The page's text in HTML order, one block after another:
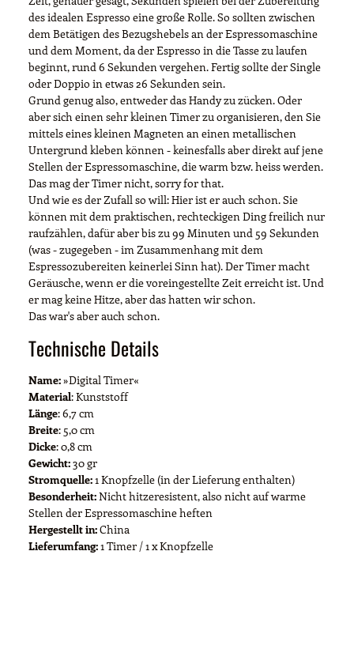
des idealen Espresso eine große Rolle. So sollten zwischen
dem Betätigen des Bezugshebels an der Espressomaschine
und dem Moment, da der Espresso in die Tasse zu laufen
beginnt, rund 6 Sekunden vergehen. Fertig sollte der Single
oder Doppio in etwas 26 Sekunden sein.
Grund genug also, entweder das Handy zu zücken. Oder
aber sich einen sehr kleinen Timer zu organisieren, den Sie
mittels eines kleinen Magneten an einen metallischen
Untergrund kleben können - keinesfalls aber direkt auf jene
Stellen der Espressomaschine, die warm bzw. heiss werden.
Das mag der Timer nicht, sorry for that.
Und wie es der Zufall so will: Hier ist er auch schon. Sie
können mit dem praktischen, rechteckigen Ding freilich nur
raufzählen, dafür aber bis zu 99 Minuten und 59 Sekunden
(was - zugegeben - im Zusammenhang mit dem
Espressozubereiten keinerlei Sinn hat). Der Timer macht
Geräusche, wenn er die voreingestellte Zeit erreicht ist. Und
er mag keine Hitze, aber das hatten wir schon.
Das war's aber auch schon.
Technische Details
Name:»Digital Timer«
Material: Kunststoff
Länge: 6,7 cm
Breite: 5,0 cm
Dicke: 0,8 cm
Gewicht:30 gr
Stromquelle:1 Knopfzelle (in der Lieferung enthalten)
Besonderheit:Nicht hitzeresistent, also nicht auf warme
Stellen der Espressomaschine heften
Hergestellt in:China
Lieferumfang:1 Timer / 1 x Knopfzelle